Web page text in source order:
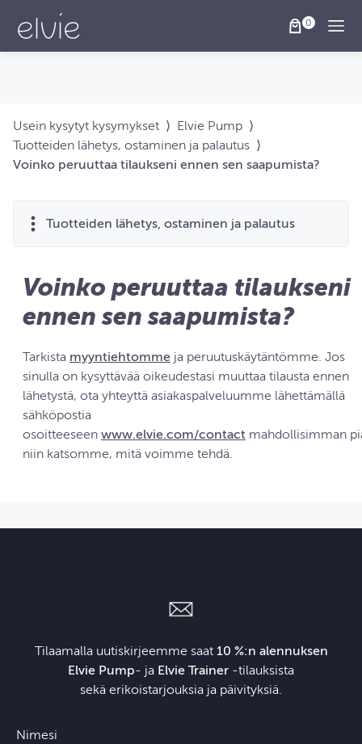
Usein kysytyt kysymykset ⟩ Elvie Pump ⟩
Tuotteiden lähetys, ostaminen ja palautus ⟩
Voinko peruuttaa tilaukseni ennen sen saapumista?
Tuotteiden lähetys, ostaminen ja palautus
Voinko peruuttaa tilaukseni
ennen sen saapumista?
Tarkista myyntiehtomme ja peruutuskäytäntömme. Jos
sinulla on kysyttävää oikeudestasi muuttaa tilausta ennen
lähetystä, ota yhteyttä asiakaspalveluumme lähettämällä
sähköpostia
osoitteeseen www.elvie.com/contact mahdollisimman
niin katsomme, mitä voimme tehdä.
Tilaamalla uutiskirjeemme saat 10 %:n alennuksen
Elvie Pump- ja Elvie Trainer ‑tilauksista
sekä erikoistarjouksia ja päivityksiä.